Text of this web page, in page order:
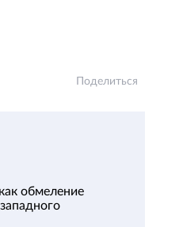
Поделиться
обмеление